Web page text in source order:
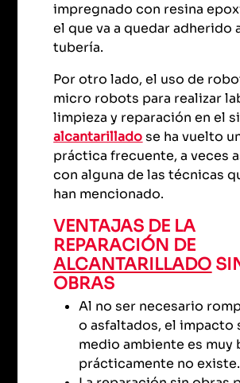
impregnado con resina
el que va a quedar adherido
tubería.
Por otro lado, el uso de
micro robots para realizar
limpieza y reparación en el
alcantarilladose ha vuelto
práctica frecuente, a veces
con alguna de las técnicas
han mencionado.
VENTAJAS DE LA
REPARACIÓN DE
ALCANTARILLADO
OBRAS
Al no ser necesario
o asfaltados, el impacto
medio ambiente es muy
prácticamente no existe.